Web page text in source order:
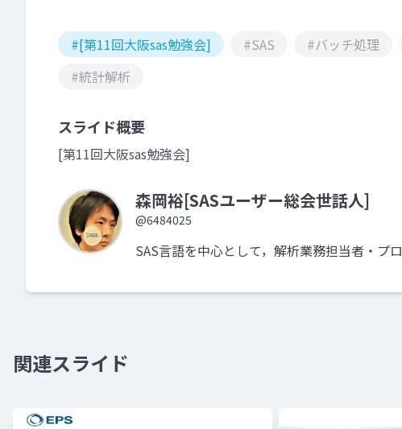
#[第11回大阪sas勉強会] #SAS #バッチ処理
#統計解析
スライド概要
[第11回大阪sas勉強会]
森岡裕[SASユーザー総会世話人]
@6484025
SAS言語を中心として，解析業務担当者・プ
関連スライド